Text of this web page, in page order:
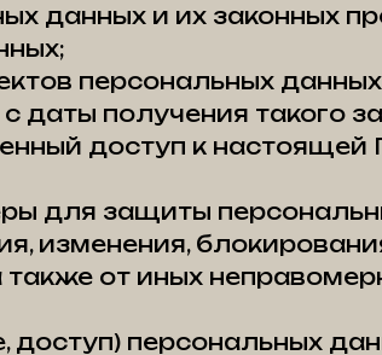
данных и их законных
персональных
даты получения такого
доступ к настоящей
для защиты
изменения,
от иных
доступ) персональных